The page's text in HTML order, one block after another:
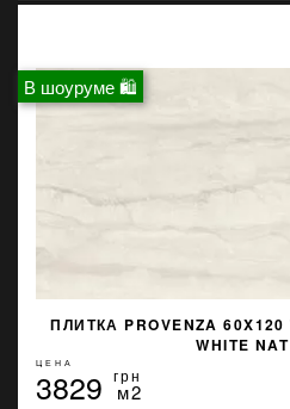
В шоуруме 🛍
ПЛИТКА PROVENZA 60X120
WHITE
ЦЕНА
3829 грн
м2